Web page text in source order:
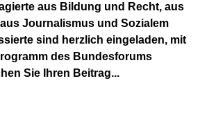
aus Bildung und Recht, aus
Journalismus und Sozialem
sind herzlich eingeladen, mit
des Bundesforums
Sie Ihren Beitrag...